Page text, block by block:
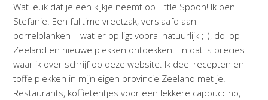
Wat leuk dat je een kijkje neemt op Little Spoon! Ik ben
Stefanie. Een fulltime vreetzak, verslaafd aan
borrelplanken – wat er op ligt vooral natuurlijk ;-), dol op
Zeeland en nieuwe plekken ontdekken. En dat is precies
waar ik over schrijf op deze website. Ik deel recepten en
toffe plekken in mijn eigen provincie Zeeland met je.
Restaurants, koffietentjes voor een lekkere cappuccino,